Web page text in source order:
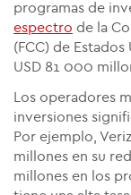
programas de
espectro de la
(FCC) de
USD 81 000
Los operadores
inversiones
Por ejemplo,
millones en su
millones en los